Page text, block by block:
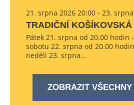
21. srpna 2026 20:00 - 23.
TRADIČNÍ KOŠÍKOVSKÁ
Pátek 21. srpna od 20.00 hodin
sobotu 22. srpna od 20.00
neděli 23. srpna…
ZOBRAZIT